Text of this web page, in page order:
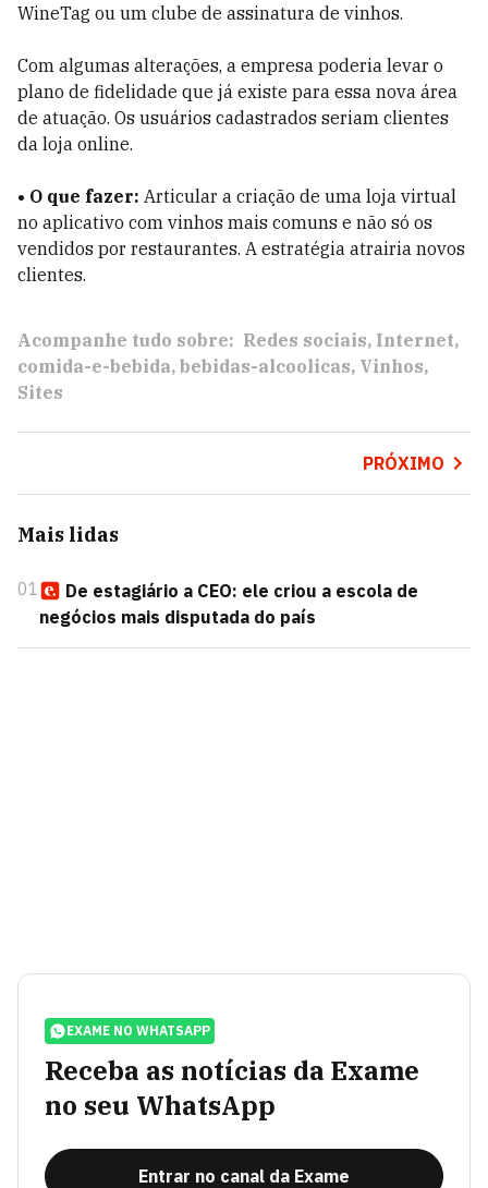
WineTag ou um clube de assinatura de vinhos.
Com algumas alterações, a empresa poderia levar o
plano de fidelidade que já existe para essa nova área
de atuação. Os usuários cadastrados seriam clientes
da loja online.
• O que fazer: Articular a criação de uma loja virtual
no aplicativo com vinhos mais comuns e não só os
vendidos por restaurantes. A estratégia atrairia novos
clientes.
Acompanhe tudo sobre: Redes sociais Internet
comida-e-bebida bebidas-alcoolicas Vinhos
Sites
PRÓXIMO
Mais lidas
01
De estagiário a CEO: ele criou a escola de
negócios mais disputada do país
EXAME NO WHATSAPP
Receba as notícias da Exame
no seu WhatsApp
Entrar no canal da Exame